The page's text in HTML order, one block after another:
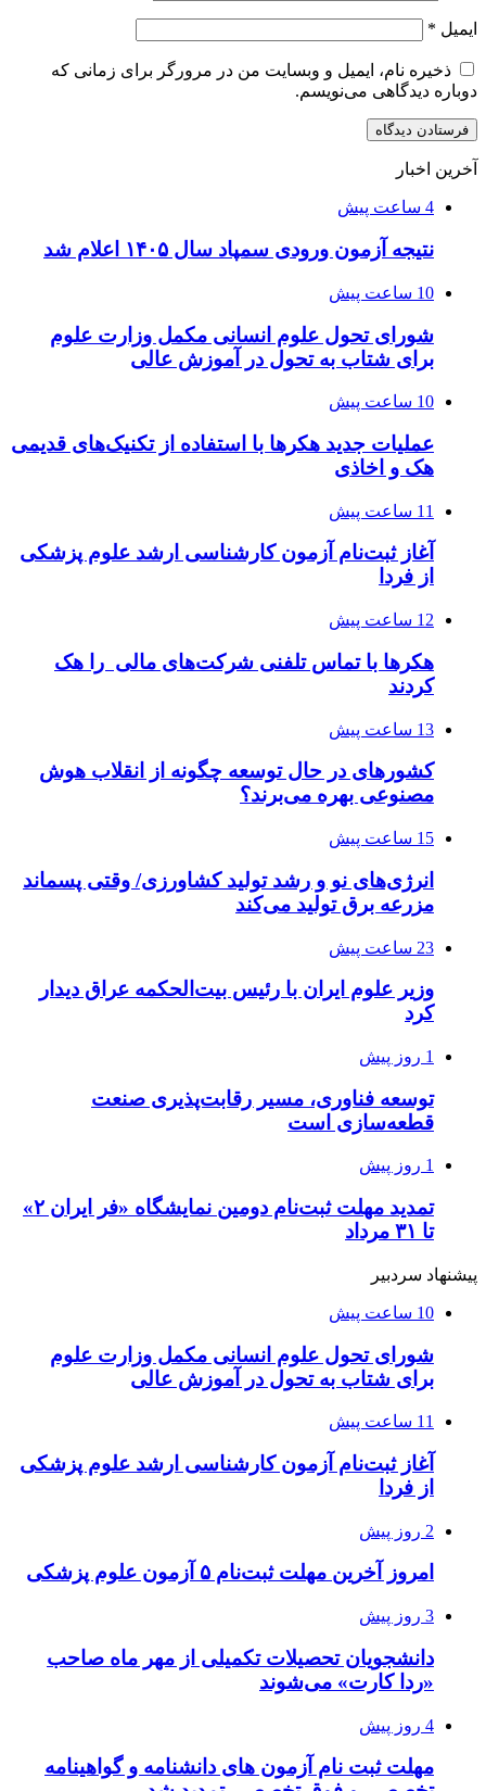
ایمیل *
ذخیره نام، ایمیل و وبسایت من در مرورگر برای زمانی که
دوباره دیدگاهی می‌نویسم.
آخرین اخبار
4 ساعت پیش
نتیجه آزمون ورودی سمپاد سال ۱۴۰۵ اعلام شد
10 ساعت پیش
شورای تحول علوم انسانی مکمل وزارت علوم
برای شتاب به تحول در آموزش عالی
10 ساعت پیش
عملیات جدید هکرها با استفاده از تکنیک‌های قدیمی
هک و اخاذی
11 ساعت پیش
آغاز ثبت‌نام‌ آزمون کارشناسی ارشد علوم پزشکی
از فردا
12 ساعت پیش
هکرها با تماس تلفنی شرکت‌های مالی را هک
کردند
13 ساعت پیش
کشورهای در حال توسعه چگونه از انقلاب هوش
مصنوعی بهره می‌برند؟
15 ساعت پیش
انرژی‌های نو و رشد تولید کشاورزی/ وقتی پسماند
مزرعه‌ برق تولید می‌کند
23 ساعت پیش
وزیر علوم ایران با رئیس بیت‌الحکمه عراق دیدار
کرد
1 روز پیش
توسعه فناوری، مسیر رقابت‌پذیری صنعت
قطعه‌سازی است
1 روز پیش
تمدید مهلت ثبت‌نام دومین نمایشگاه «فر ایران ۲»
تا ۳۱ مرداد
پیشنهاد سردبیر
10 ساعت پیش
شورای تحول علوم انسانی مکمل وزارت علوم
برای شتاب به تحول در آموزش عالی
11 ساعت پیش
آغاز ثبت‌نام‌ آزمون کارشناسی ارشد علوم پزشکی
از فردا
2 روز پیش
امروز آخرین مهلت ثبت‌نام ۵ آزمون علوم پزشکی
3 روز پیش
دانشجویان تحصیلات تکمیلی از مهر ماه صاحب
«ردا کارت» می‌شوند
4 روز پیش
مهلت ثبت نام آزمون های دانشنامه و گواهینامه